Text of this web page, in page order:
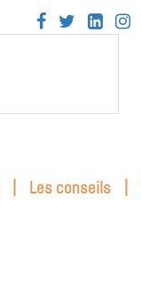
   
| Les conseils |